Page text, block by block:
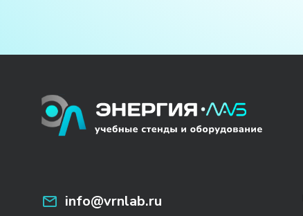
info@vrnlab.ru